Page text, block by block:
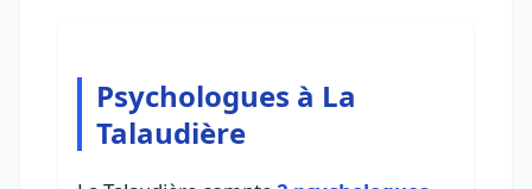
Psychologues à La
Talaudière